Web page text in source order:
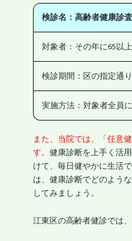
検診名：高齢者健康診査
対象者：その年に65以
検診期間：区の指定通り
実施方法：対象者全員
また、当院では、「任意
す。 健康診断を上手く活
けて、毎日健やかに生活
は、健康診断でどのよう
してみましょう。
江東区の高齢者健診では、